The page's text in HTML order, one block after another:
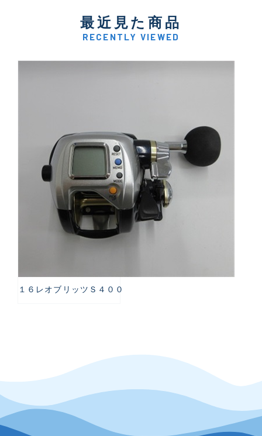
最近見た商品
RECENTLY VIEWED
１６レオブリッツＳ４００